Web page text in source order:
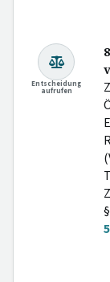
Entscheidung
aufrufen
§